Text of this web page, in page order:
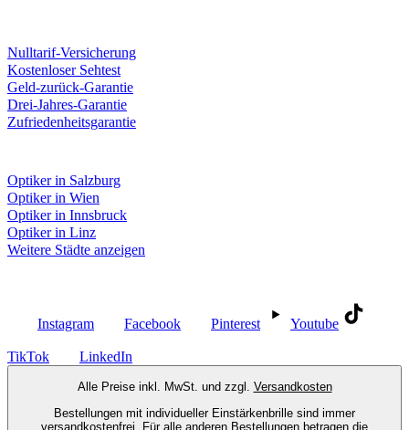
Nulltarif-Versicherung
Kostenloser Sehtest
Geld-zurück-Garantie
Drei-Jahres-Garantie
Zufriedenheitsgarantie
Optiker in Salzburg
Optiker in Wien
Optiker in Innsbruck
Optiker in Linz
Weitere Städte anzeigen
Instagram Facebook Pinterest Youtube
TikTok LinkedIn
Alle Preise inkl. MwSt. und zzgl. Versandkosten
Bestellungen mit individueller Einstärkenbrille sind immer
versandkostenfrei. Für alle anderen Bestellungen betragen die